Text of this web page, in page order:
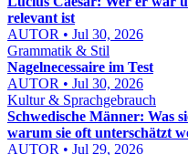
relevant ist
AUTOR • Jul 30, 2026
Grammatik & Stil
Nagelnecessaire im Test
AUTOR • Jul 30, 2026
Kultur & Sprachgebrauch
Schwedische Männer: Was
warum sie oft unterschätzt
AUTOR • Jul 29, 2026